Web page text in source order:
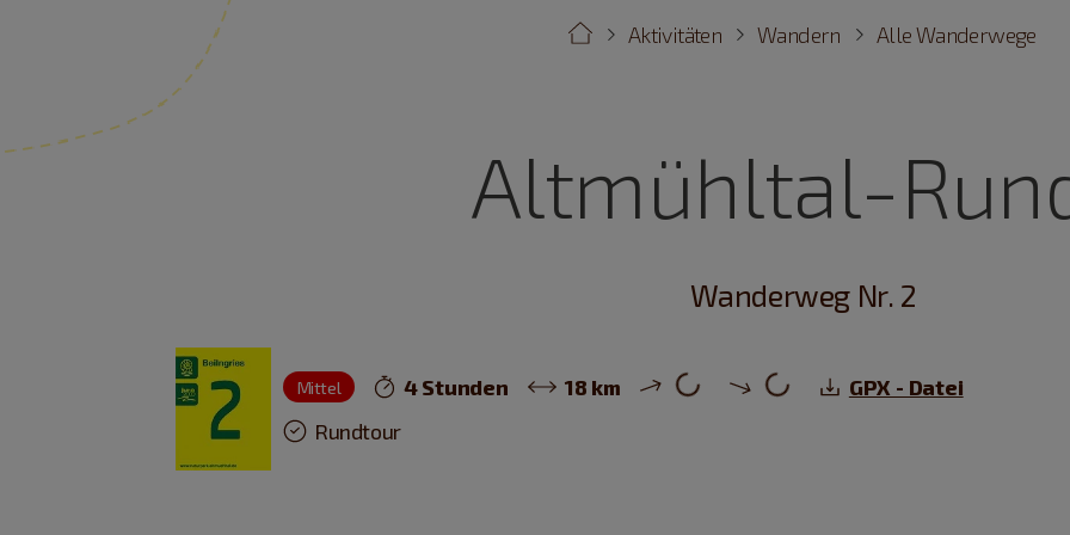
Alle Wanderwege
Wandern
Aktivitäten
Altmühltal-
Wanderweg Nr. 2
Mittel 4 Stunden 18 km
GPX - Datei
Rundtour